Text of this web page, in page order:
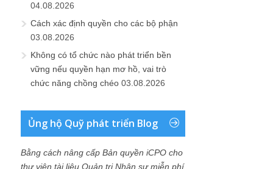
04.08.2026
Cách xác định quyền cho các bộ phận
03.08.2026
Không có tổ chức nào phát triển bền
vững nếu quyền hạn mơ hồ, vai trò
chức năng chồng chéo 03.08.2026
Ủng hộ Quỹ phát triển Blog
Bằng cách nâng cấp Bản quyền iCPO cho
thư viện tài liệu Quản trị Nhân sự miễn phí